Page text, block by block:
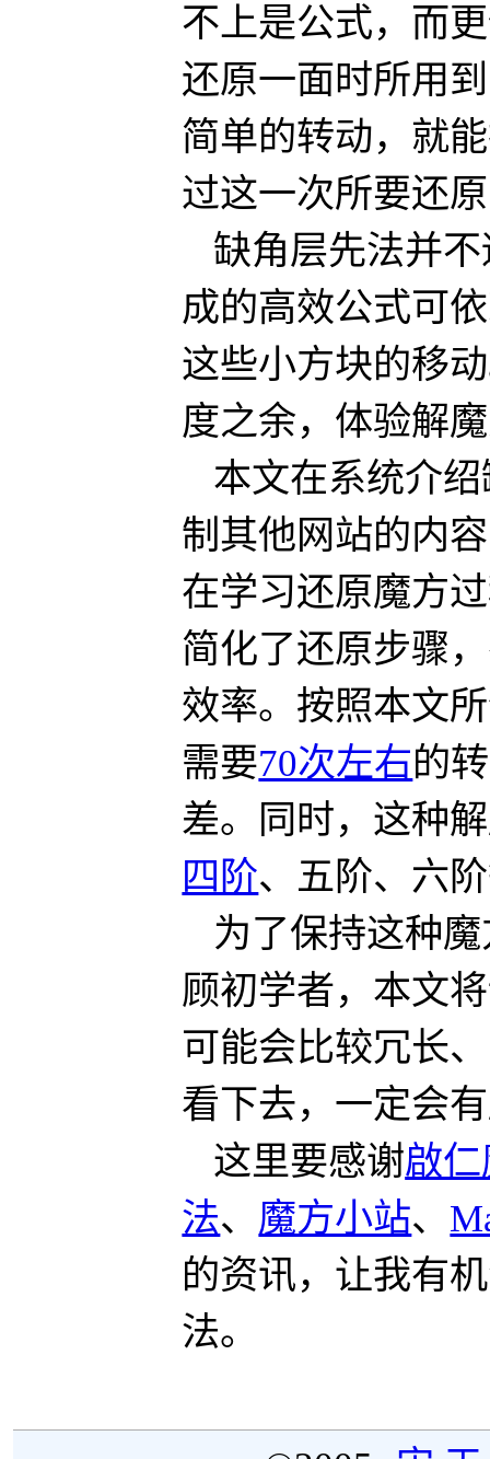
不上是公式，而
还原一面时所用
简单的转动，就
过这一次所要还
缺角层先法并
成的高效公式可
这些小方块的移
度之余，体验解
本文在系统介
制其他网站的内
在学习还原魔方
简化了还原步骤
效率。按照本文
需要70次左右的
差。同时，这种
四阶、五阶、六
为了保持这种
顾初学者，本文
可能会比较冗长
看下去，一定会
这里要感谢啟
法、 魔方小站、
的资讯，让我有
法。